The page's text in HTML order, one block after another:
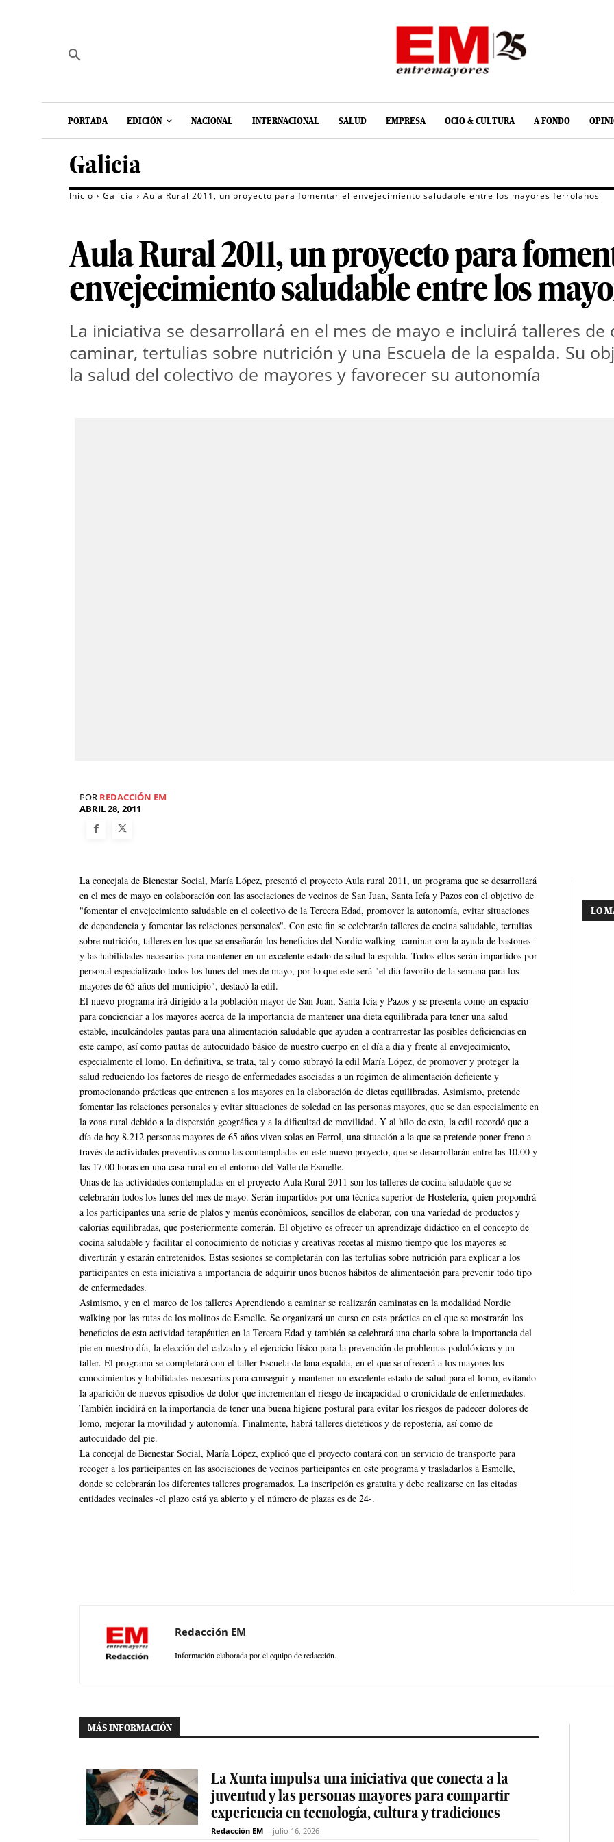
PORTADA EDICIÓN NACIONAL INTERNACIONAL SALUD EMPRESA OCIO & CULTURA A FONDO
Galicia
Inicio Galicia Aula Rural 2011, un proyecto para fomentar el envejecimiento saludable entre los mayores ferrolanos
Aula Rural 2011, un proyecto para
envejecimiento saludable entre los
La iniciativa se desarrollará en el mes de mayo e incluirá talleres de
caminar, tertulias sobre nutrición y una Escuela de la espalda. Su
la salud del colectivo de mayores y favorecer su autonomía
POR REDACCIÓN EM
ABRIL 28, 2011
La concejala de Bienestar Social, María López, presentó el proyecto Aula rural 2011, un programa que se desarrollará
en el mes de mayo en colaboración con las asociaciones de vecinos de San Juan, Santa Icía y Pazos con el objetivo de
"fomentar el envejecimiento saludable en el colectivo de la Tercera Edad, promover la autonomía, evitar situaciones
de dependencia y fomentar las relaciones personales". Con este fin se celebrarán talleres de cocina saludable, tertulias
sobre nutrición, talleres en los que se enseñarán los beneficios del Nordic walking -caminar con la ayuda de bastones-
y las habilidades necesarias para mantener en un excelente estado de salud la espalda. Todos ellos serán impartidos por
personal especializado todos los lunes del mes de mayo, por lo que este será "el día favorito de la semana para los
mayores de 65 años del municipio", destacó la edil.
El nuevo programa irá dirigido a la población mayor de San Juan, Santa Icía y Pazos y se presenta como un espacio
para concienciar a los mayores acerca de la importancia de mantener una dieta equilibrada para tener una salud
estable, inculcándoles pautas para una alimentación saludable que ayuden a contrarrestar las posibles deficiencias en
este campo, así como pautas de autocuidado básico de nuestro cuerpo en el día a día y frente al envejecimiento,
especialmente el lomo. En definitiva, se trata, tal y como subrayó la edil María López, de promover y proteger la
salud reduciendo los factores de riesgo de enfermedades asociadas a un régimen de alimentación deficiente y
promocionando prácticas que entrenen a los mayores en la elaboración de dietas equilibradas. Asimismo, pretende
fomentar las relaciones personales y evitar situaciones de soledad en las personas mayores, que se dan especialmente en
la zona rural debido a la dispersión geográfica y a la dificultad de movilidad. Y al hilo de esto, la edil recordó que a
día de hoy 8.212 personas mayores de 65 años viven solas en Ferrol, una situación a la que se pretende poner freno a
través de actividades preventivas como las contempladas en este nuevo proyecto, que se desarrollarán entre las 10.00 y
las 17.00 horas en una casa rural en el entorno del Valle de Esmelle.
Unas de las actividades contempladas en el proyecto Aula Rural 2011 son los talleres de cocina saludable que se
celebrarán todos los lunes del mes de mayo. Serán impartidos por una técnica superior de Hostelería, quien propondrá
a los participantes una serie de platos y menús económicos, sencillos de elaborar, con una variedad de productos y
calorías equilibradas, que posteriormente comerán. El objetivo es ofrecer un aprendizaje didáctico en el concepto de
cocina saludable y facilitar el conocimiento de noticias y creativas recetas al mismo tiempo que los mayores se
divertirán y estarán entretenidos. Estas sesiones se completarán con las tertulias sobre nutrición para explicar a los
participantes en esta iniciativa a importancia de adquirir unos buenos hábitos de alimentación para prevenir todo tipo
de enfermedades.
Asimismo, y en el marco de los talleres Aprendiendo a caminar se realizarán caminatas en la modalidad Nordic
walking por las rutas de los molinos de Esmelle. Se organizará un curso en esta práctica en el que se mostrarán los
beneficios de esta actividad terapéutica en la Tercera Edad y también se celebrará una charla sobre la importancia del
pie en nuestro día, la elección del calzado y el ejercicio físico para la prevención de problemas podolóxicos y un
taller. El programa se completará con el taller Escuela de lana espalda, en el que se ofrecerá a los mayores los
conocimientos y habilidades necesarias para conseguir y mantener un excelente estado de salud para el lomo, evitando
la aparición de nuevos episodios de dolor que incrementan el riesgo de incapacidad o cronicidade de enfermedades.
También incidirá en la importancia de tener una buena higiene postural para evitar los riesgos de padecer dolores de
lomo, mejorar la movilidad y autonomía. Finalmente, habrá talleres dietéticos y de repostería, así como de
autocuidado del pie.
La concejal de Bienestar Social, María López, explicó que el proyecto contará con un servicio de transporte para
recoger a los participantes en las asociaciones de vecinos participantes en este programa y trasladarlos a Esmelle,
donde se celebrarán los diferentes talleres programados. La inscripción es gratuita y debe realizarse en las citadas
entidades vecinales -el plazo está ya abierto y el número de plazas es de 24-.
LO
Redacción EM
Información elaborada por el equipo de redacción.
MÁS INFORMACIÓN
La Xunta impulsa una iniciativa que conecta a la
juventud y las personas mayores para compartir
experiencia en tecnología, cultura y tradiciones
Redacción EM - julio 16, 2026